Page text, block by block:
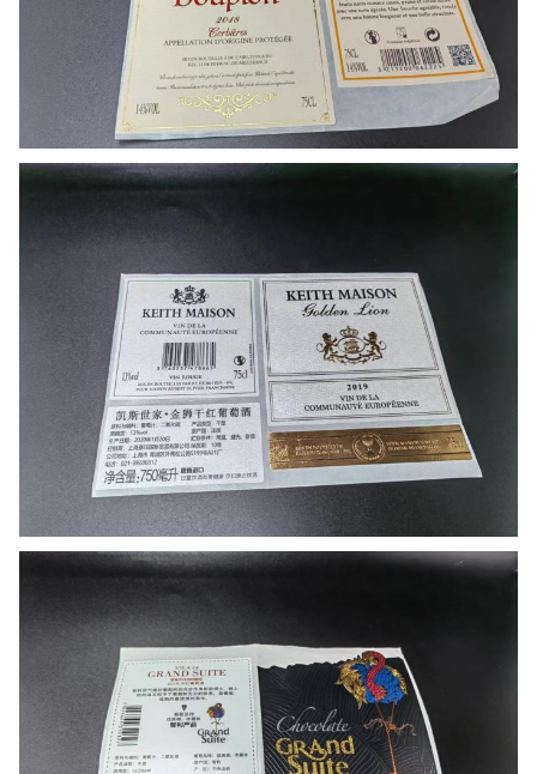
إستعمال
الكيميائية اليومية ومستحضرات التجميل ولعب الأطفال
والأدوية ومعدات القرطاسية المكتبية والسيارات والنوافذ
والملصقات اللوجستية والإلكترونيات وغيرها